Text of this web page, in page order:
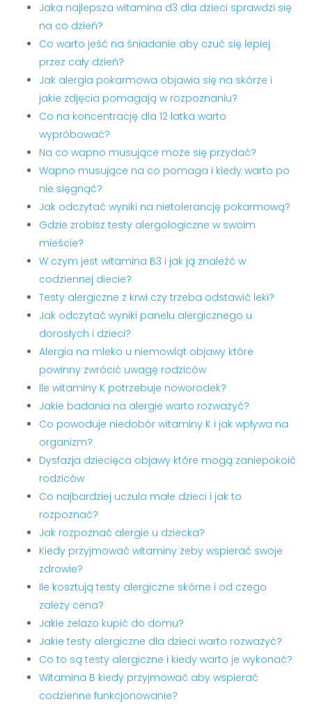
Jaka najlepsza witamina d3 dla dzieci sprawdzi się
na co dzień?
Co warto jeść na śniadanie aby czuć się lepiej
przez cały dzień?
Jak alergia pokarmowa objawia się na skórze i
jakie zdjęcia pomagają w rozpoznaniu?
Co na koncentrację dla 12 latka warto
wypróbować?
Na co wapno musujące może się przydać?
Wapno musujące na co pomaga i kiedy warto po
nie sięgnąć?
Jak odczytać wyniki na nietolerancję pokarmową?
Gdzie zrobisz testy alergologiczne w swoim
mieście?
W czym jest witamina B3 i jak ją znaleźć w
codziennej diecie?
Testy alergiczne z krwi czy trzeba odstawić leki?
Jak odczytać wyniki panelu alergicznego u
dorosłych i dzieci?
Alergia na mleko u niemowląt objawy które
powinny zwrócić uwagę rodziców
Ile witaminy K potrzebuje noworodek?
Jakie badania na alergie warto rozważyć?
Co powoduje niedobór witaminy K i jak wpływa na
organizm?
Dysfazja dziecięca objawy które mogą zaniepokoić
rodziców
Co najbardziej uczula małe dzieci i jak to
rozpoznać?
Jak rozpoznać alergie u dziecka?
Kiedy przyjmować witaminy żeby wspierać swoje
zdrowie?
Ile kosztują testy alergiczne skórne i od czego
zależy cena?
Jakie żelazo kupić do domu?
Jakie testy alergiczne dla dzieci warto rozważyć?
Co to są testy alergiczne i kiedy warto je wykonać?
Witamina B kiedy przyjmować aby wspierać
codzienne funkcjonowanie?